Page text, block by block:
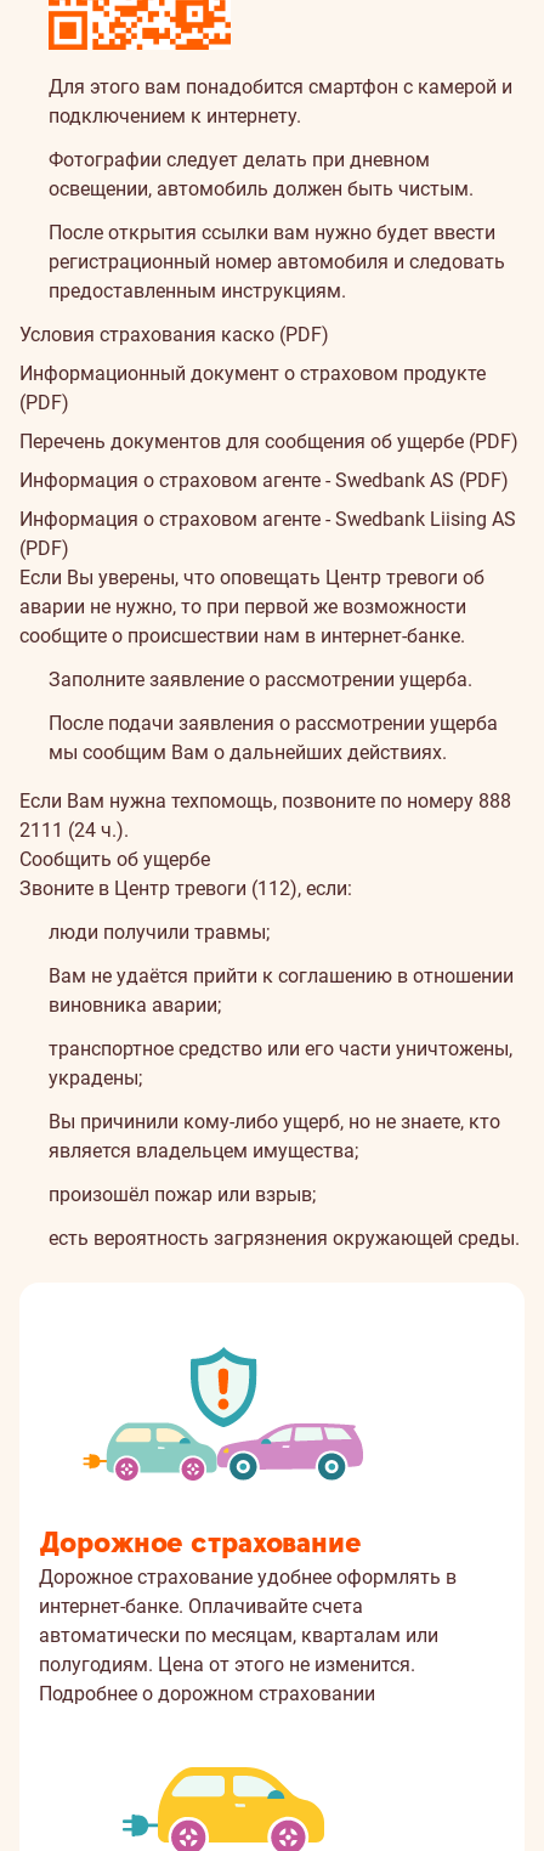
Для этого вам понадобится смартфон с камерой и
подключением к интернету.
Фотографии следует делать при дневном
освещении, автомобиль должен быть чистым.
После открытия ссылки вам нужно будет ввести
регистрационный номер автомобиля и следовать
предоставленным инструкциям.
Условия
Условия страхования каско (PDF)
Информационный документ о страховом продукте
(PDF)
Перечень документов для сообщения об ущербе (PDF)
Информация о страховом агенте - Swedbank AS (PDF)
Информация о страховом агенте - Swedbank Liising AS
(PDF)
Если
произошла
авария
Если Вы уверены, что оповещать Центр тревоги об
аварии не нужно, то при первой же возможности
сообщите о происшествии нам в интернет-банке.
Заполните заявление о рассмотрении ущерба.
После подачи заявления о рассмотрении ущерба
мы сообщим Вам о дальнейших действиях.
Если Вам нужна техпомощь, позвоните по номеру 888
2111 (24 ч.).
Сообщить об ущербе
Звоните в Центр тревоги (112), если:
люди получили травмы;
Вам не удаётся прийти к соглашению в отношении
виновника аварии;
транспортное средство или его части уничтожены,
украдены;
Вы причинили кому-либо ущерб, но не знаете, кто
является владельцем имущества;
произошёл пожар или взрыв;
есть вероятность загрязнения окружающей среды.
Дорожное страхование
Дорожное страхование удобнее оформлять в
интернет-банке. Оплачивайте счета
автоматически по месяцам, кварталам или
полугодиям. Цена от этого не изменится.
Подробнее о дорожном страховании